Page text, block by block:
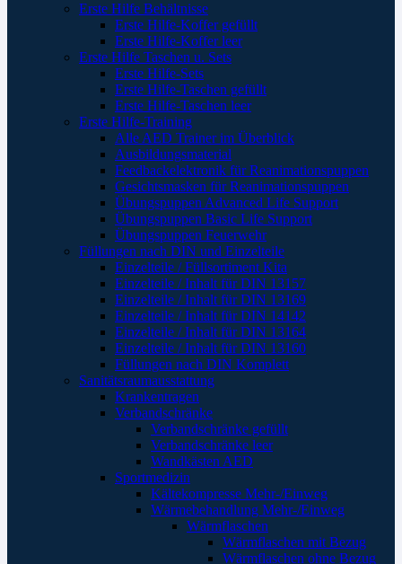
Erste Hilfe Behältnisse
Erste Hilfe-Koffer gefüllt
Erste Hilfe-Koffer leer
Erste Hilfe Taschen u. Sets
Erste Hilfe-Sets
Erste Hilfe-Taschen gefüllt
Erste Hilfe-Taschen leer
Erste Hilfe-Training
Alle AED Trainer im Überblick
Ausbildungsmaterial
Feedbackelektronik für Reanimationspuppen
Gesichtsmasken für Reanimationspuppen
Übungspuppen Advanced Life Support
Übungspuppen Basic Life Support
Übungspuppen Feuerwehr
Füllungen nach DIN und Einzelteile
Einzelteile / Füllsortiment Kita
Einzelteile / Inhalt für DIN 13157
Einzelteile / Inhalt für DIN 13169
Einzelteile / Inhalt für DIN 14142
Einzelteile / Inhalt für DIN 13164
Einzelteile / Inhalt für DIN 13160
Füllungen nach DIN Komplett
Sanitätsraumausstattung
Krankentragen
Verbandschränke
Verbandschränke gefüllt
Verbandschränke leer
Wandkästen AED
Sportmedizin
Kältekompresse Mehr-/Einweg
Wärmebehandlung Mehr-/Einweg
Wärmflaschen
Wärmflaschen mit Bezug
Wärmflaschen ohne Bezug